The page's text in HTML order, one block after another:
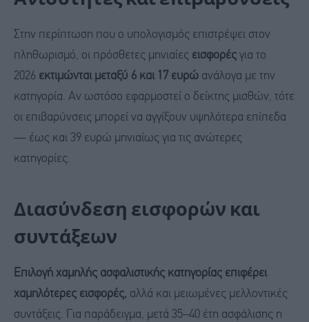
Στην περίπτωση που ο υπολογισμός επιστρέψει στον
πληθωρισμό, οι πρόσθετες μηνιαίες εισφορές για το
2026 εκτιμώνται μεταξύ 6 και 17 ευρώ ανάλογα με την
κατηγορία. Αν ωστόσο εφαρμοστεί ο δείκτης μισθών, τότε
οι επιβαρύνσεις μπορεί να αγγίξουν υψηλότερα επίπεδα
— έως και 39 ευρώ μηνιαίως για τις ανώτερες
κατηγορίες.
Διασύνδεση εισφορών και
συντάξεων
Επιλογή χαμηλής ασφαλιστικής κατηγορίας επιφέρει
χαμηλότερες εισφορές, αλλά και μειωμένες μελλοντικές
συντάξεις. Για παράδειγμα, μετά 35–40 έτη ασφάλισης η